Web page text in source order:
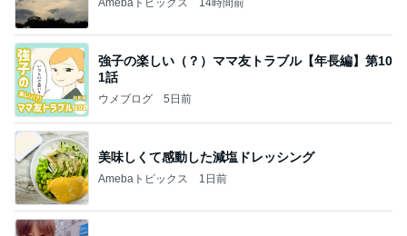
強子の楽しい（？）ママ友トラブル【年長編】第10
1話
ウメブログ 5日前
美味しくて感動した減塩ドレッシング
Amebaトピックス 1日前